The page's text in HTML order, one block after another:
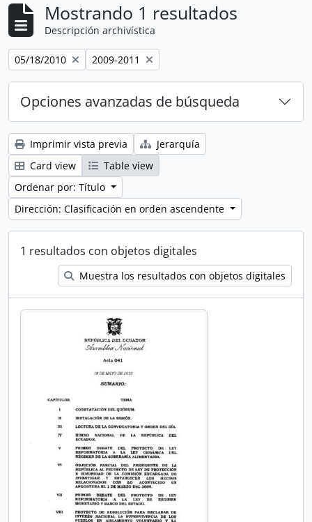
Mostrando 1 resultados
Descripción archivística
Remove filter:
05/18/2010 Remove filter:
2009-2011
Opciones avanzadas de búsqueda
Imprimir vista previa
Jerarquía
Card view
Table view
Ordenar por: Título
Dirección: Clasificación en orden ascendente
1 resultados con objetos digitales
Muestra los resultados con objetos digitales